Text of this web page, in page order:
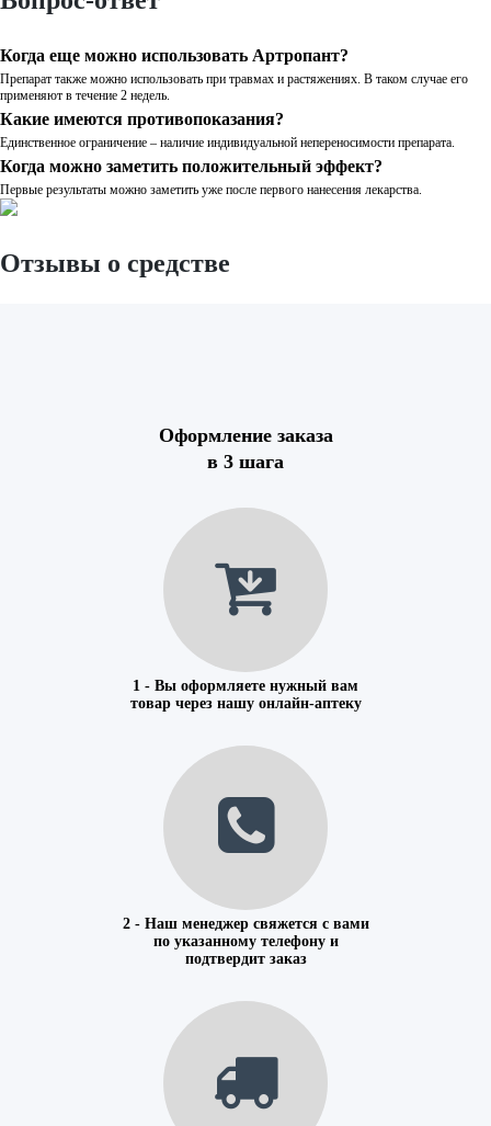
Когда еще можно использовать Артропант?
Препарат также можно использовать при травмах и растяжениях. В таком случае его
применяют в течение 2 недель.
Какие имеются противопоказания?
Единственное ограничение – наличие индивидуальной непереносимости препарата.
Когда можно заметить положительный эффект?
Первые результаты можно заметить уже после первого нанесения лекарства.
Отзывы о средстве
Оформление заказа
в 3 шага
1 - Вы оформляете нужный вам
товар через нашу онлайн-аптеку
2 - Наш менеджер свяжется с вами
по указанному телефону и
подтвердит заказ